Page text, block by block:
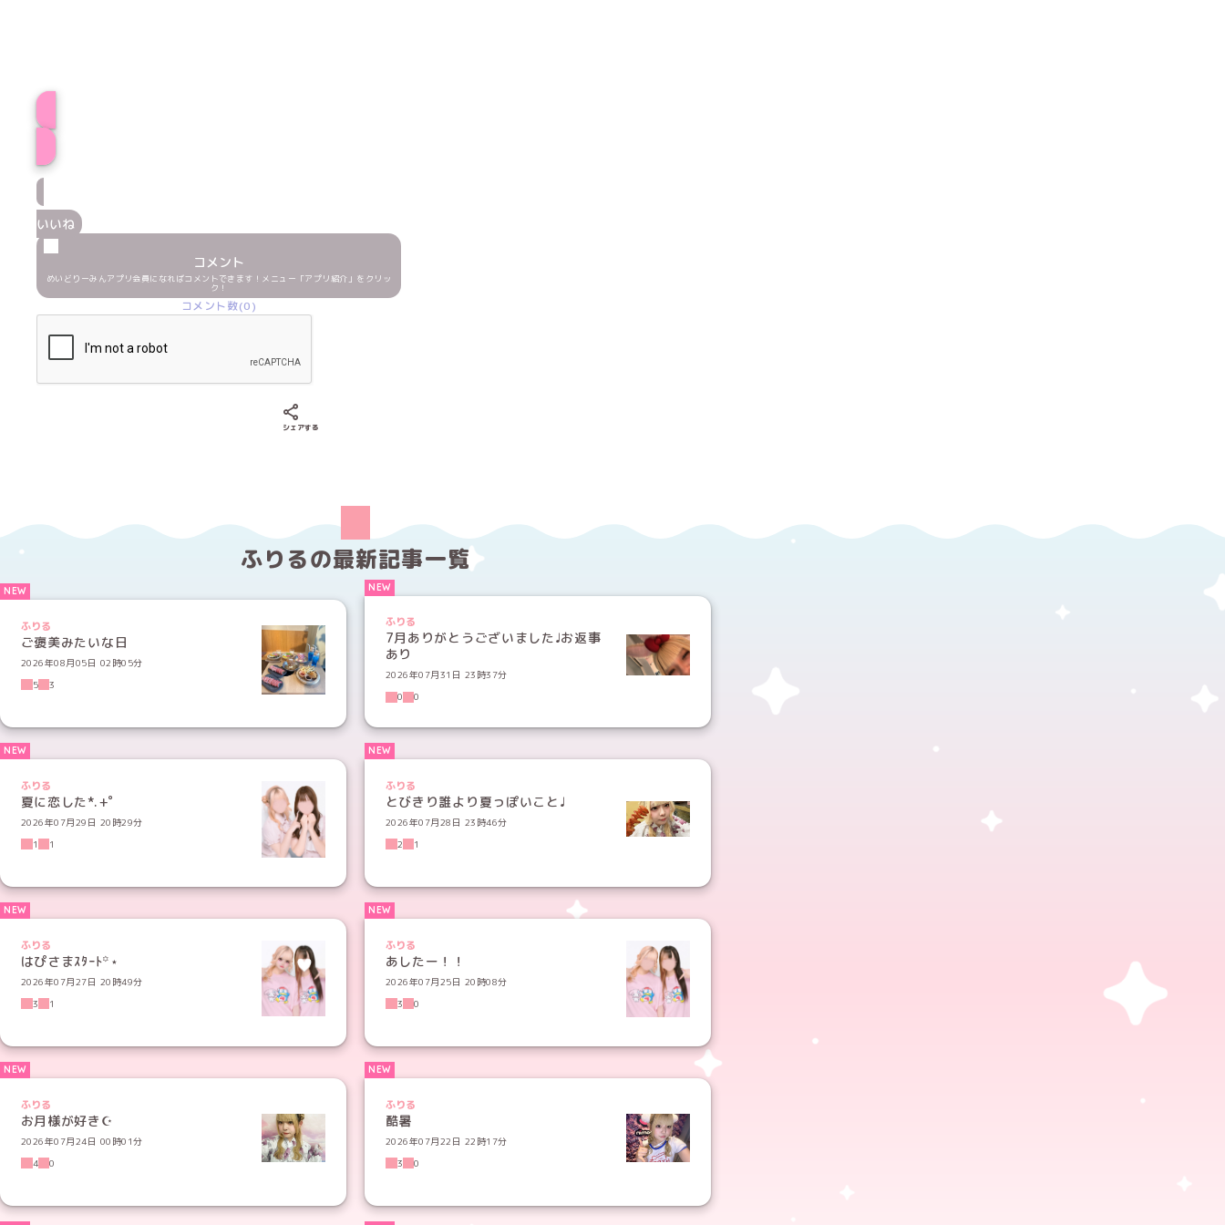
いいね
コメント
めいどりーみんアプリ会員になればコメントできます！メニュー「アプリ紹介」をクリッ
ク！
コメント数(0)
シェアする
ふりるの最新記事一覧
ふりる
ご褒美みたいな日
2026年08月05日 02時05分
5
3
ふりる
7月ありがとうございました♩お返事
あり
2026年07月31日 23時37分
0
0
ふりる
夏に恋した*.+ﾟ
2026年07月29日 20時29分
1
1
ふりる
とびきり誰より夏っぽいこと♩
2026年07月28日 23時46分
2
1
ふりる
はぴさまｽﾀｰﾄ꙳⋆
2026年07月27日 20時49分
3
1
ふりる
あしたー！！
2026年07月25日 20時08分
3
0
ふりる
お月様が好き☪︎
2026年07月24日 00時01分
4
0
ふりる
酷暑
2026年07月22日 22時17分
3
0